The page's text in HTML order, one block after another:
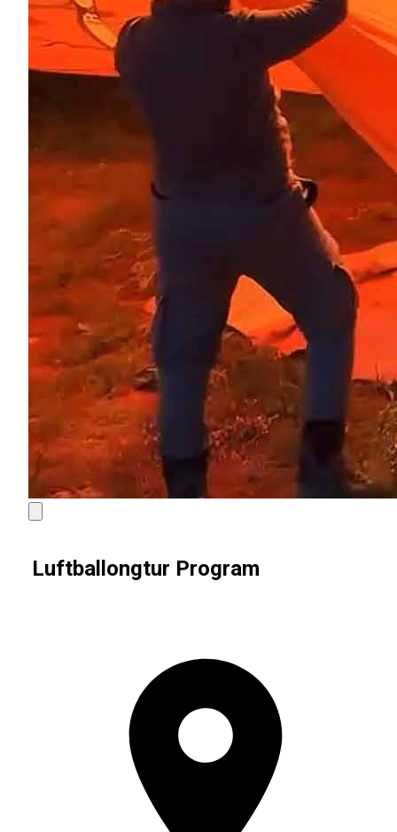
Luftballongtur Program